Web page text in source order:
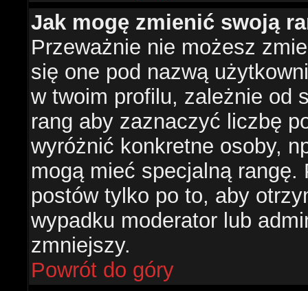
Jak mogę zmienić swoją
Przeważnie nie możesz
się one pod nazwą
w twoim profilu, zależnie od
rang aby zaznaczyć liczbę
wyróżnić konkretne osoby,
mogą mieć specjalną
postów tylko po to, aby
wypadku moderator lub
zmniejszy.
Powrót do góry